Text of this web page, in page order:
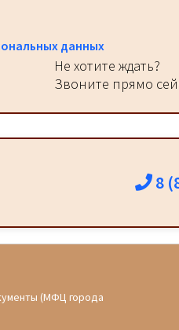
данных
Не хотите ждать?
Звоните прямо
8
(МФЦ города